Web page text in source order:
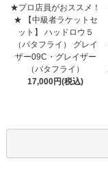
★プロ店員がおススメ！
★ 【中級者ラケットセ
ット】 ハッドロウ５
（バタフライ） グレイ
ザー09C・グレイザー
（バタフライ）
17,000円(税込)